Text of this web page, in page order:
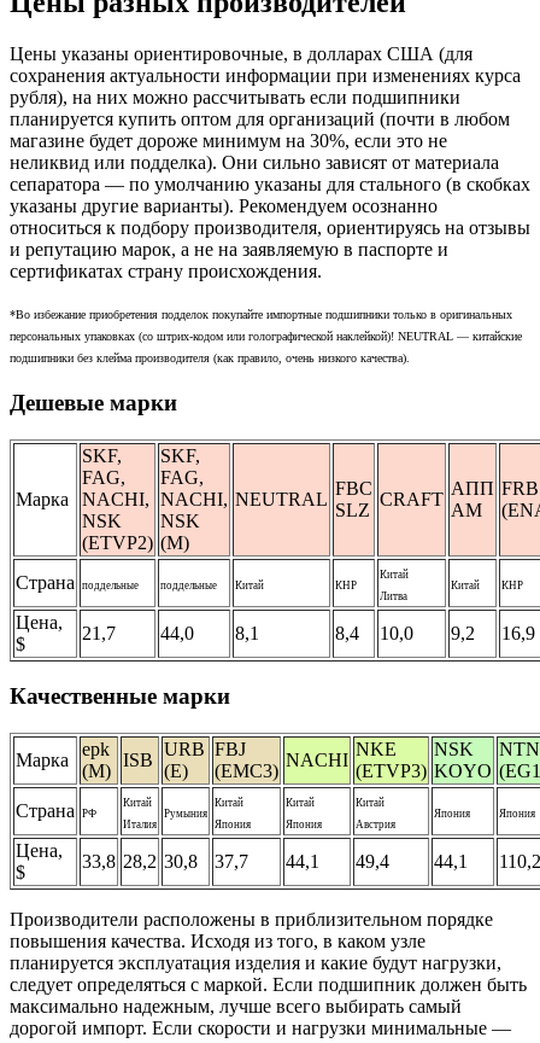
Цены указаны ориентировочные, в долларах США (для
сохранения актуальности информации при изменениях курса
рубля), на них можно рассчитывать если подшипники
планируется купить оптом для организаций (почти в любом
магазине будет дороже минимум на 30%, если это не
неликвид или подделка). Они сильно зависят от материала
сепаратора — по умолчанию указаны для стального (в скобках
указаны другие варианты). Рекомендуем осознанно
относиться к подбору производителя, ориентируясь на отзывы
и репутацию марок, а не на заявляемую в паспорте и
сертификатах страну происхождения.
*Во избежание приобретения подделок покупайте импортные подшипники только в оригинальных
персональных упаковках (со штрих-кодом или голографической наклейкой)! NEUTRAL — китайские
подшипники без клейма производителя (как правило, очень низкого качества).
Дешевые марки
Марка
SKF,
FAG,
NACHI,
NSK
(ETVP2)
SKF,
FAG,
NACHI,
NSK
(M)
NEUTRAL
FBC
SLZ
CRAFT
АПП
АМ
FRB
Страна поддельные поддельные Китай КНР
Китай
Литва
Китай КНР
Цена,
$
21,7 44,0 8,1 8,4 10,0 9,2 16,9
Качественные марки
Марка
epk
(М)
ISB
URB
(E)
FBJ
(EMC3)
NACHI
NKE
(ETVP3)
NSK
KOYO
NTN
Страна
РФ
Китай
Италия
Румыния
Китай
Япония
Китай
Япония
Китай
Австрия
Япония Япония
Цена,
$
33,8 28,2 30,8 37,7 44,1 49,4 44,1 110,2
Производители расположены в приблизительном порядке
повышения качества. Исходя из того, в каком узле
планируется эксплуатация изделия и какие будут нагрузки,
следует определяться с маркой. Если подшипник должен быть
максимально надежным, лучше всего выбирать самый
дорогой импорт. Если скорости и нагрузки минимальные —